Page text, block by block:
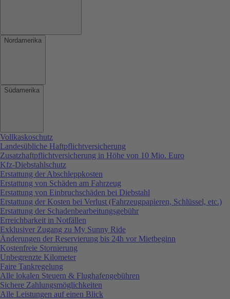
Nordamerika
Südamerika
Vollkaskoschutz
Landesübliche Haftpflichtversicherung
Zusatzhaftpflichtversicherung in Höhe von 10 Mio. Euro
Kfz-Diebstahlschutz
Erstattung der Abschleppkosten
Erstattung von Schäden am Fahrzeug
Erstattung von Einbruchschäden bei Diebstahl
Erstattung der Kosten bei Verlust (Fahrzeugpapieren, Schlüssel, etc.)
Erstattung der Schadenbearbeitungsgebühr
Erreichbarkeit in Notfällen
Exklusiver Zugang zu My Sunny Ride
Änderungen der Reservierung bis 24h vor Mietbeginn
Kostenfreie Stornierung
Unbegrenzte Kilometer
Faire Tankregelung
Alle lokalen Steuern & Flughafengebühren
Sichere Zahlungsmöglichkeiten
Alle Leistungen auf einen Blick